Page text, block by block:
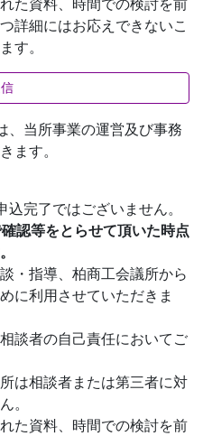
た資料、時間での検討を前
詳細にはお応えできないこ
す。
、当所事業の運営及び事務
ます。
完了ではございません。
認等をとらせて頂いた時点
・指導、柏商工会議所から
に利用させていただきま
談者の自己責任においてご
は相談者または第三者に対
。
た資料、時間での検討を前